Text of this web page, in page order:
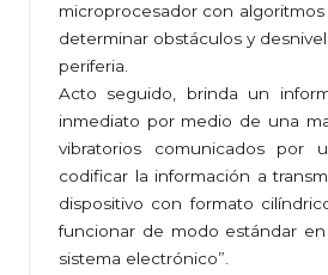
microprocesador con algoritmos
determinar obstáculos y
periferia.
Acto seguido, brinda un
inmediato por medio de una
vibratorios comunicados por
codificar la información a
dispositivo con formato
funcionar de modo estándar
sistema electrónico”.